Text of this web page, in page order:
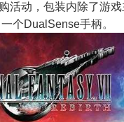
活动，包装内除了游
个DualSense手柄。